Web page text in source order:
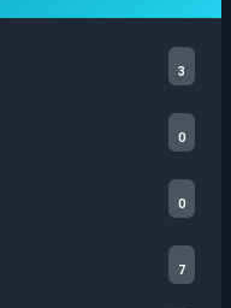
3
0
0
7